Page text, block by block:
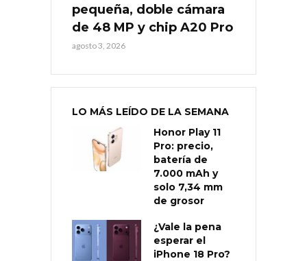
pequeña, doble cámara
de 48 MP y chip A20 Pro
agosto 3, 2026
LO MÁS LEÍDO DE LA SEMANA
Honor Play 11
Pro: precio,
batería de
7.000 mAh y
solo 7,34 mm
de grosor
¿Vale la pena
esperar el
iPhone 18 Pro?